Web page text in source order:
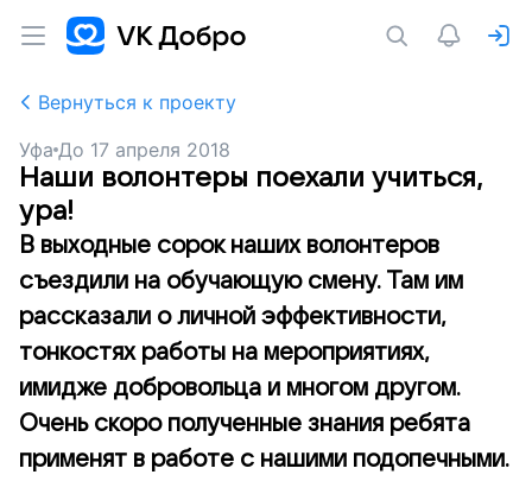
Вернуться к проекту
Уфа До 17 апреля 2018
Наши волонтеры поехали учиться,
ура!
В выходные сорок наших волонтеров
съездили на обучающую смену. Там им
рассказали о личной эффективности,
тонкостях работы на мероприятиях,
имидже добровольца и многом другом.
Очень скоро полученные знания ребята
применят в работе с нашими подопечными.